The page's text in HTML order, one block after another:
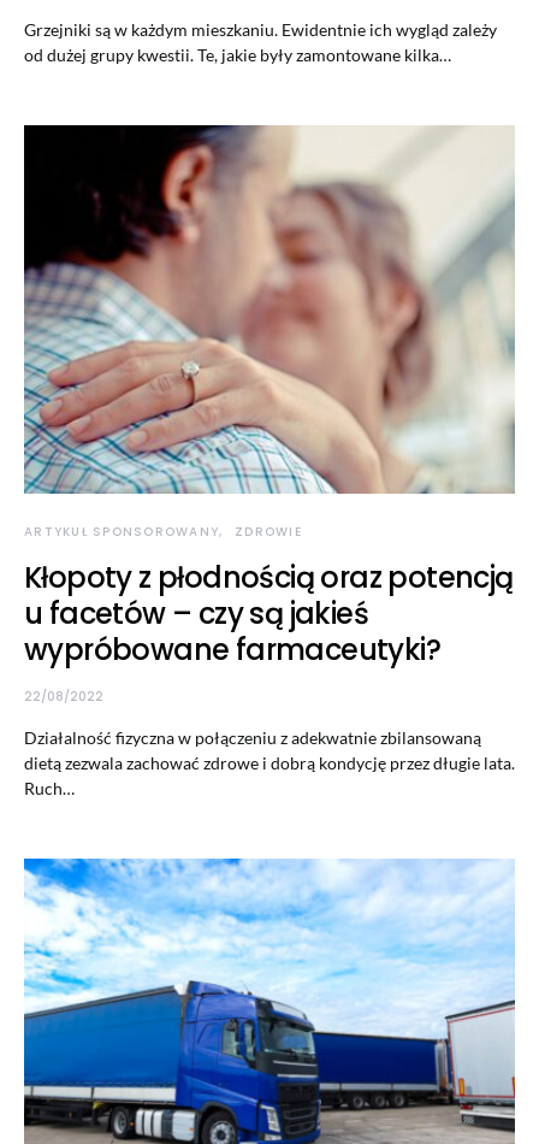
Grzejniki są w każdym mieszkaniu. Ewidentnie ich wygląd zależy
od dużej grupy kwestii. Te, jakie były zamontowane kilka…
ARTYKUŁ SPONSOROWANY ZDROWIE
Kłopoty z płodnością oraz potencją
u facetów – czy są jakieś
wypróbowane farmaceutyki?
22/08/2022
Działalność fizyczna w połączeniu z adekwatnie zbilansowaną
dietą zezwala zachować zdrowe i dobrą kondycję przez długie lata.
Ruch…